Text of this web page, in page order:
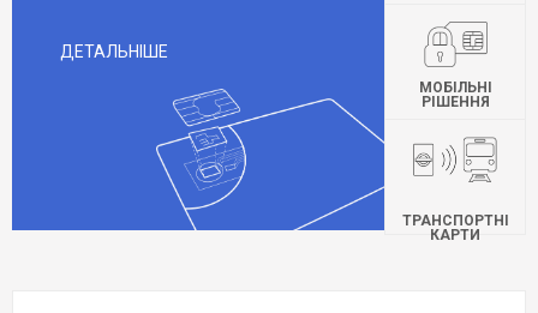
ДЕТАЛЬНІШЕ
МОБІЛЬНІ
РІШЕННЯ
ТРАНСПОРТНІ
КАРТИ